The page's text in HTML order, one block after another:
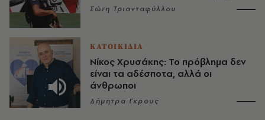
Σώτη Τριανταφύλλου
ΚΑΤΟΙΚΙΔΙΑ
Νίκος Χρυσάκης: Το πρόβλημα δεν
είναι τα αδέσποτα, αλλά οι
άνθρωποι
Δήμητρα Γκρους